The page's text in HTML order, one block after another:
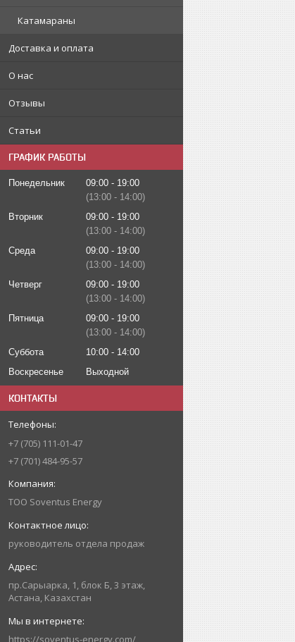
Катамараны
Доставка и оплата
О нас
Отзывы
Статьи
ГРАФИК РАБОТЫ
Понедельник 09:00
19:00
13:00
14:00
Вторник
09:00
19:00
13:00
14:00
Среда
09:00
19:00
13:00
14:00
Четверг
09:00
19:00
13:00
14:00
Пятница
09:00
19:00
13:00
14:00
Суббота
10:00
14:00
Воскресенье
Выходной
КОНТАКТЫ
+7 (705) 111-01-47
+7 (701) 484-95-57
ТОО Soventus Energy
руководитель отдела продаж
пр.Сарыарка, 1, блок Б, 3 этаж,
Астана, Казахстан
https://soventus-energy.com/